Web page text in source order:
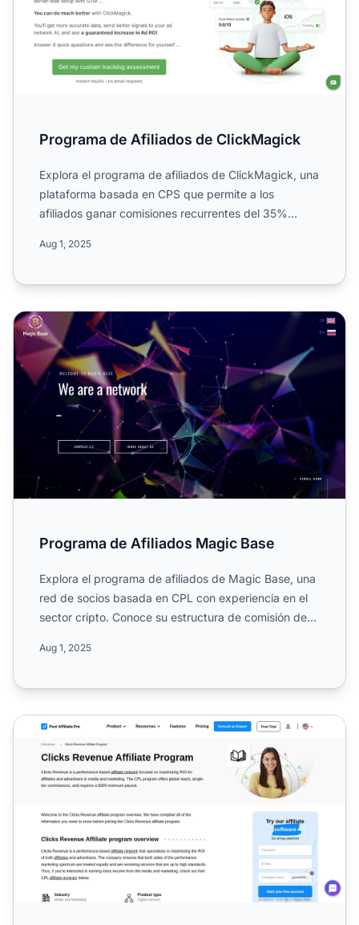
Programa de Afiliados de ClickMagick
Explora el programa de afiliados de ClickMagick, una
plataforma basada en CPS que permite a los
afiliados ganar comisiones recurrentes del 35%
Aug 1, 2025
Programa de Afiliados Magic Base
Programa de Afiliados Magic Base
Explora el programa de afiliados de Magic Base, una
red de socios basada en CPL con experiencia en el
sector cripto. Conoce su estructura de comisión de
Aug 1, 2025
Programa de Afiliados Clicks Revenue